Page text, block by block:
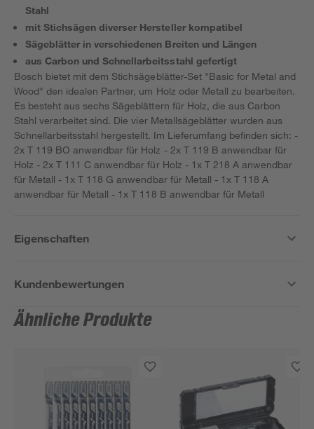
Stahl
mit Stichsägen diverser Hersteller kompatibel
Sägeblätter in verschiedenen Breiten und Längen
aus Carbon und Schnellarbeitsstahl gefertigt
Bosch bietet mit dem Stichsägeblätter-Set "Basic for Metal and
Wood" den idealen Partner, um Holz oder Metall zu bearbeiten.
Es besteht aus sechs Sägeblättern für Holz, die aus Carbon
Stahl verarbeitet sind. Die vier Metallsägeblätter wurden aus
Schnellarbeitsstahl hergestellt. Im Lieferumfang befinden sich: -
2x T 119 BO anwendbar für Holz - 2x T 119 B anwendbar für
Holz - 2x T 111 C anwendbar für Holz - 1x T 218 A anwendbar
für Metall - 1x T 118 G anwendbar für Metall - 1x T 118 A
anwendbar für Metall - 1x T 118 B anwendbar für Metall
Eigenschaften
Kundenbewertungen
Ähnliche Produkte